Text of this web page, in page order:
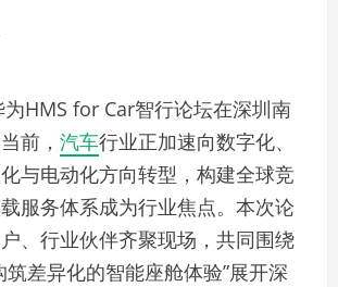
为HMS for Car智行论坛在深圳南
前， 汽车行业正加速向数字化、
与电动化方向转型，构建全球竞
服务体系成为行业焦点。本次论
、行业伙伴齐聚现场，共同围绕
筑差异化的智能座舱体验”展开深